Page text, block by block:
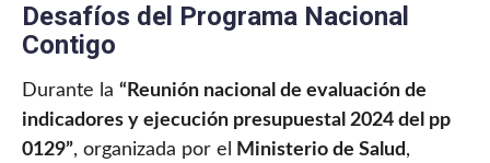
Desafíos del Programa Nacional
Contigo
Durante la “Reunión nacional de evaluación de
indicadores y ejecución presupuestal 2024 del pp
0129”, organizada por el Ministerio de Salud,